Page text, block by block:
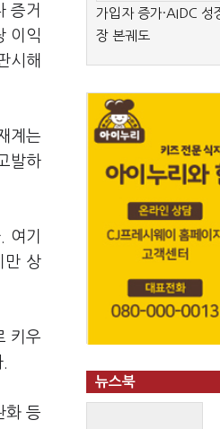
증거
이익
시해
계는
발하
여기
만 상
키우
화 등
가입자 증가·AIDC
장 본궤도
뉴스북